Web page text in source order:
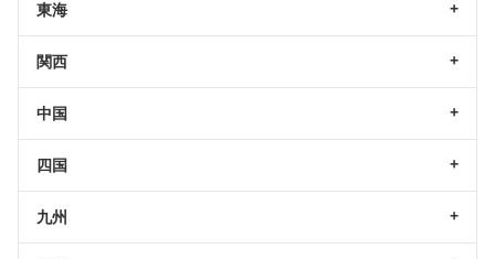
東海
関西
中国
四国
九州